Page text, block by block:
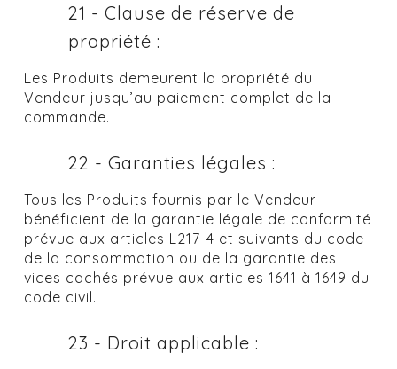
21 - Clause de réserve de
propriété :
Les Produits demeurent la propriété du
Vendeur jusqu’au paiement complet de la
commande.
22 - Garanties légales :
Tous les Produits fournis par le Vendeur
bénéficient de la garantie légale de conformité
prévue aux articles L217-4 et suivants du code
de la consommation ou de la garantie des
vices cachés prévue aux articles 1641 à 1649 du
code civil.
23 - Droit applicable :